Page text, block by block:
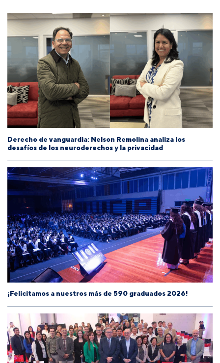
Derecho de vanguardia: Nelson Remolina analiza los
desafíos de los neuroderechos y la privacidad
¡Felicitamos a nuestros más de 590 graduados 2026!